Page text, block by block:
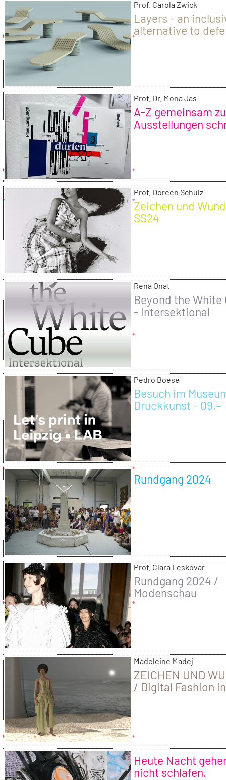
Prof. Carola Zwick
Layers - an
alternative to
design | Nick
Prof. Dr. Mona Jas
A-Z gemeinsam
Ausstellungen
– gemeinsam eine
Prof. Doreen Schulz
Zeichen und
SS24
Rena Onat
Beyond the White
- intersektional
Pedro Boese
Besuch im
Druckkunst - 09.–
Rundgang 2024
Prof. Clara Leskovar
Rundgang 2024 /
Modenschau
Madeleine Madej
ZEICHEN UND
/ Digital Fashion in
Motion / SS24
Heute Nacht
nicht schlafen.